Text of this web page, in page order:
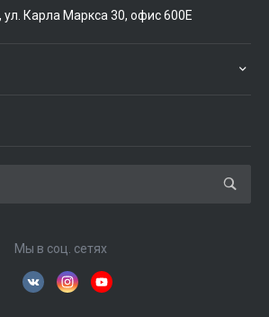
ул. Карла Маркса 30, офис 600Е
Мы в соц. сетях